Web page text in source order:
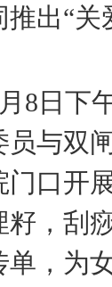
推出“关
8日下
员与双
门口开
籽，刮
单，为